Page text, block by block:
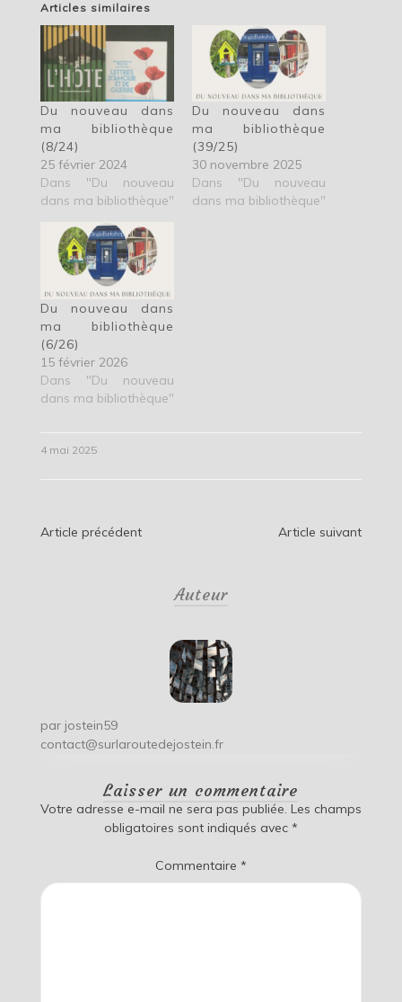
Articles similaires
Du nouveau dans
ma bibliothèque
(8/24)
25 février 2024
Dans "Du nouveau
dans ma bibliothèque"
Du nouveau dans
ma bibliothèque
(39/25)
30 novembre 2025
Dans "Du nouveau
dans ma bibliothèque"
Du nouveau dans
ma bibliothèque
(6/26)
15 février 2026
Dans "Du nouveau
dans ma bibliothèque"
4 mai 2025
Navigation
Article précédent Article suivant
Auteur
par jostein59
contact@surlaroutedejostein.fr
Laisser un commentaire
Votre adresse e-mail ne sera pas publiée. Les champs
obligatoires sont indiqués avec *
Commentaire *